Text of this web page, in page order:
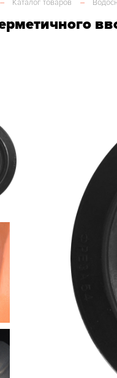
– Каталог товаров –